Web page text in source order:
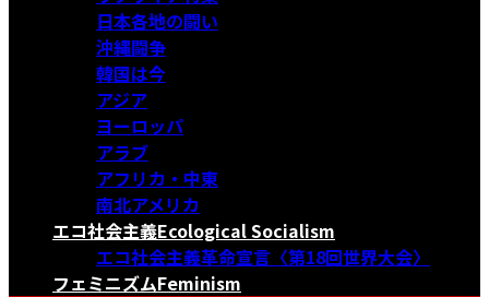
日本各地の闘い
沖縄闘争
韓国は今
アジア
ヨーロッパ
アラブ
アフリカ・中東
南北アメリカ
エコ社会主義Ecological Socialism
エコ社会主義革命宣言〈第18回世界大会〉
フェミニズムFeminism